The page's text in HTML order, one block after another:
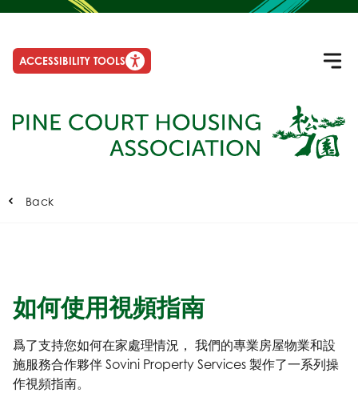
ACCESSIBILITY TOOLS
Back
如何使用視頻指南
爲了支持您如何在家處理情況， 我們的專業房屋物業和設
施服務合作夥伴 Sovini Property Services 製作了一系列操
作視頻指南。